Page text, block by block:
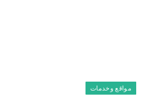
مواقع وخدمات